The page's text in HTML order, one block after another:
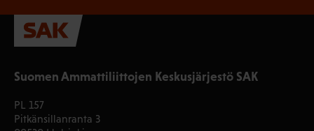
Suomen Ammattiliittojen Keskusjärjestö SAK
PL 157
Pitkänsillanranta 3